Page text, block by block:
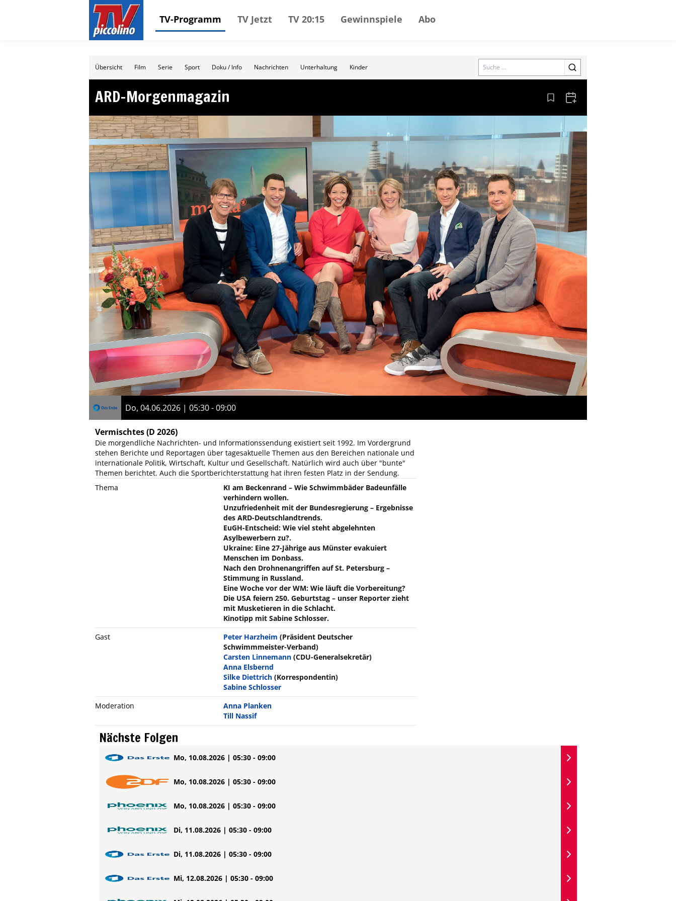
TV-Programm TV Jetzt TV 20:15 Gewinnspiele Abo
Übersicht Film Serie Sport Doku / Info Nachrichten Unterhaltung Kinder Search
ARD-Morgenmagazin Aus den Lesezeichen entfernen
Zum Kalender hinzufügen
Do, 04.06.2026 | 05:30 - 09:00
Vermischtes(D 2026)
Die morgendliche Nachrichten- und Informationssendung existiert seit 1992. Im Vordergrund
stehen Berichte und Reportagen über tagesaktuelle Themen aus den Bereichen nationale und
internationale Politik, Wirtschaft, Kultur und Gesellschaft. Natürlich wird auch über "bunte"
Themen berichtet. Auch die Sportberichterstattung hat ihren festen Platz in der Sendung.
Thema
KI am Beckenrand – Wie Schwimmbäder Badeunfälle
verhindern wollen.
Unzufriedenheit mit der Bundesregierung – Ergebnisse
des ARD-Deutschlandtrends.
EuGH-Entscheid: Wie viel steht abgelehnten
Asylbewerbern zu?.
Ukraine: Eine 27-Jährige aus Münster evakuiert
Menschen im Donbass.
Nach den Drohnenangriffen auf St. Petersburg –
Stimmung in Russland.
Eine Woche vor der WM: Wie läuft die Vorbereitung?
Die USA feiern 250. Geburtstag – unser Reporter zieht
mit Musketieren in die Schlacht.
Kinotipp mit Sabine Schlosser.
Gast
Peter Harzheim (Präsident Deutscher
Schwimmmeister-Verband)
Carsten Linnemann (CDU-Generalsekretär)
Anna Elsbernd
Silke Diettrich (Korrespondentin)
Sabine Schlosser
Moderation
Anna Planken
Till Nassif
Nächste Folgen
Mo, 10.08.2026 | 05:30 - 09:00
Mo, 10.08.2026 | 05:30 - 09:00
Mo, 10.08.2026 | 05:30 - 09:00
Di, 11.08.2026 | 05:30 - 09:00
Di, 11.08.2026 | 05:30 - 09:00
Mi, 12.08.2026 | 05:30 - 09:00